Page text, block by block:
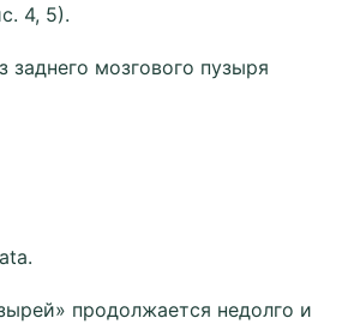
4, 5).
заднего мозгового пузыря
продолжается недолго и